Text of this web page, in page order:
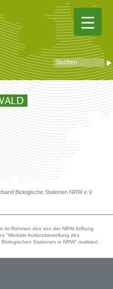
Biologische Stationen NRW e.V.
im Rahmen des von der NRW-Stiftung
"Mediale Außendarstellung des
Stationen in NRW" realisiert.